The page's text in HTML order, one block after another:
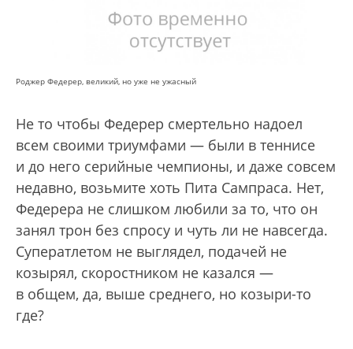
Роджер Федерер, великий, но уже не ужасный
Не то чтобы Федерер смертельно надоел
всем своими триумфами — были в теннисе
и до него серийные чемпионы, и даже совсем
недавно, возьмите хоть Пита Сампраса. Нет,
Федерера не слишком любили за то, что он
занял трон без спросу и чуть ли не навсегда.
Cуператлетом не выглядел, подачей не
козырял, скоростником не казался —
в общем, да, выше среднего, но козыри-то
где?